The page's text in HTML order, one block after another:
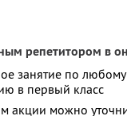
репетитором в
занятие по любому
в первый класс
акции можно